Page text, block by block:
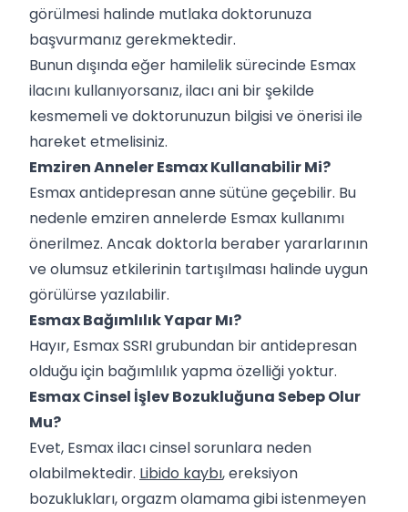
görülmesi halinde mutlaka doktorunuza
başvurmanız gerekmektedir.
Bunun dışında eğer hamilelik sürecinde Esmax
ilacını kullanıyorsanız, ilacı ani bir şekilde
kesmemeli ve doktorunuzun bilgisi ve önerisi ile
hareket etmelisiniz.
Emziren Anneler Esmax Kullanabilir Mi?
Esmax antidepresan anne sütüne geçebilir. Bu
nedenle emziren annelerde Esmax kullanımı
önerilmez. Ancak doktorla beraber yararlarının
ve olumsuz etkilerinin tartışılması halinde uygun
görülürse yazılabilir.
Esmax Bağımlılık Yapar Mı?
Hayır, Esmax SSRI grubundan bir antidepresan
olduğu için bağımlılık yapma özelliği yoktur.
Esmax Cinsel İşlev Bozukluğuna Sebep Olur
Mu?
Evet, Esmax ilacı cinsel sorunlara neden
olabilmektedir. Libido kaybı, ereksiyon
bozuklukları, orgazm olamama gibi istenmeyen